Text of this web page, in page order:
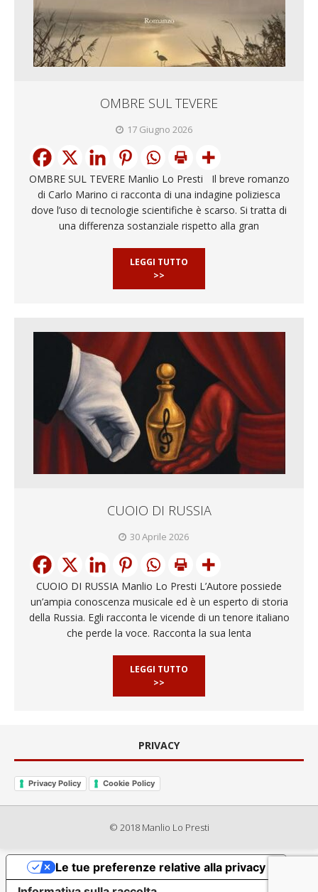
OMBRE SUL TEVERE
17 Giugno 2026
OMBRE SUL TEVERE Manlio Lo Presti Il breve romanzo
di Carlo Marino ci racconta di una indagine poliziesca
dove l’uso di tecnologie scientifiche è scarso. Si tratta di
una differenza sostanziale rispetto alla gran
LEGGI TUTTO
>>
CUOIO DI RUSSIA
30 Aprile 2026
CUOIO DI RUSSIA Manlio Lo Presti L’Autore possiede
un’ampia conoscenza musicale ed è un esperto di storia
della Russia. Egli racconta le vicende di un tenore italiano
che perde la voce. Racconta la sua lenta
LEGGI TUTTO
>>
PRIVACY
Privacy Policy Cookie Policy
© 2018 Manlio Lo Presti
Le tue preferenze relative alla privacy